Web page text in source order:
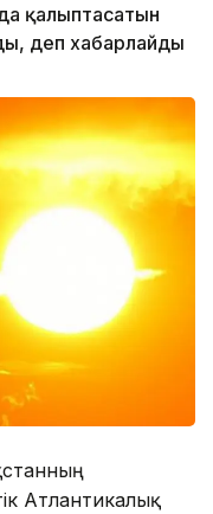
қалыптасатын
деп хабарлайды
Атлантикалық